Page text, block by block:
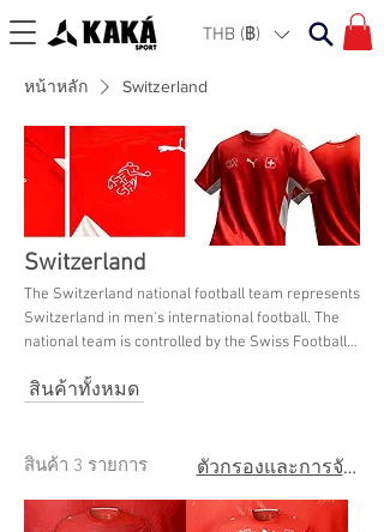
THB (฿)
หน้าหลัก Switzerland
Switzerland
The Switzerland national football team represents
Switzerland in men's international football. The
national team is controlled by the Swiss Football
KAKA Sport Bangkok.
สินค้าทั้งหมด
สินค้า 3 รายการ ตัวกรองและการจัดเรียง